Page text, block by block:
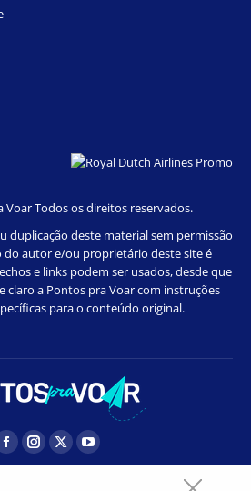
Voar Todos os direitos reservados.
duplicação deste material sem permissão
do autor e/ou proprietário deste site é
e links podem ser usados, desde que
claro a Pontos pra Voar com instruções
para o conteúdo original.
FacebookInstagram
TwitterYouTube